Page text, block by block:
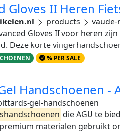
Gloves II Heren
products
vaude-
Gloves II voor heren
Deze korte
% PER SALE
Handschoenen -
gel-handschoenen
die AGU te
materialen gebruikt